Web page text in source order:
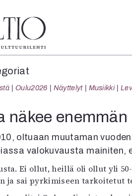
saame
Tilaus ja
Yhteistyössä
Toimitus
Mediatiedot
Kaltio ry
Oulu2026 Näyttelyt Musiikki
näkee enemmän
oltuaan muutaman
valokuvausta mainiten,
Ei ollut, heillä oli ollut yli
ja sai pyrkimiseen tarkoitetut